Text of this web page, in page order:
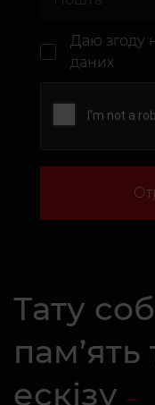
Даю згоду
даних
Тату
пам’ять
ескізу